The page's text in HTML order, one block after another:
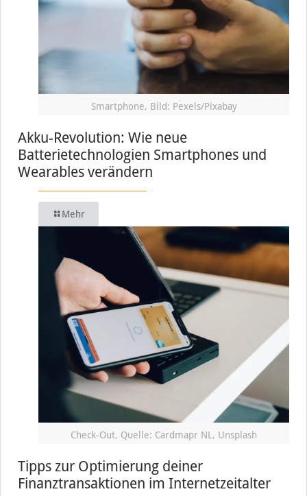
Smartphone, Bild: Pexels/Pixabay
Akku-Revolution: Wie neue
Batterietechnologien Smartphones und
Wearables verändern
Mehr
Check-Out, Quelle: Cardmapr NL, Unsplash
Tipps zur Optimierung deiner
Finanztransaktionen im Internetzeitalter